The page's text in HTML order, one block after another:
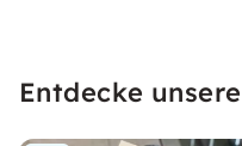
Entdecke